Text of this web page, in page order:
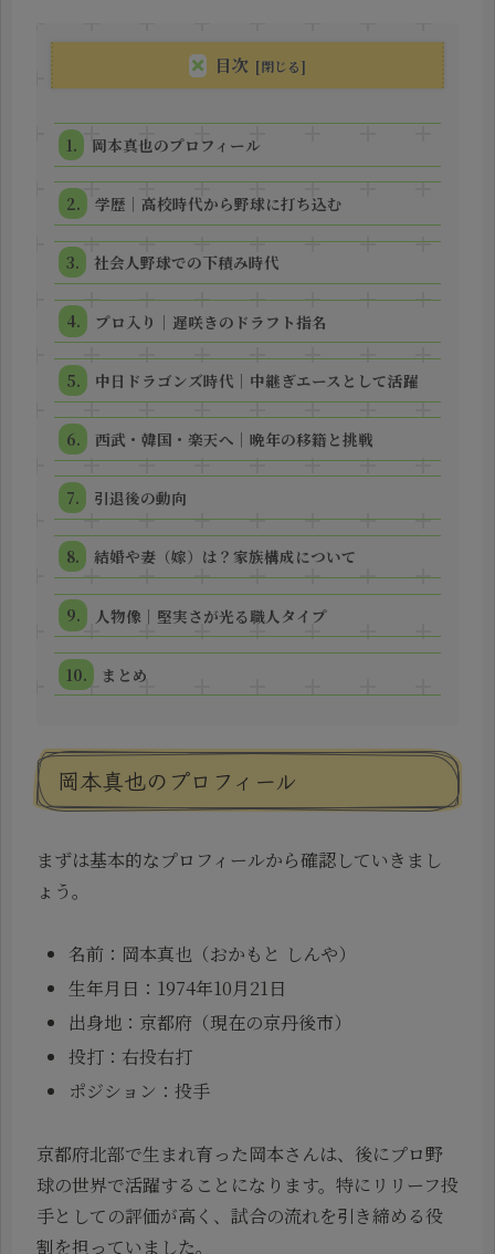
目次
岡本真也のプロフィール
学歴｜高校時代から野球に打ち込む
社会人野球での下積み時代
プロ入り｜遅咲きのドラフト指名
中日ドラゴンズ時代｜中継ぎエースとして活躍
西武・韓国・楽天へ｜晩年の移籍と挑戦
引退後の動向
結婚や妻（嫁）は？家族構成について
人物像｜堅実さが光る職人タイプ
まとめ
岡本真也のプロフィール
まずは基本的なプロフィールから確認していきまし
ょう。
名前：岡本真也（おかもと しんや）
生年月日：1974年10月21日
出身地：京都府（現在の京丹後市）
投打：右投右打
ポジション：投手
京都府北部で生まれ育った岡本さんは、後にプロ野
球の世界で活躍することになります。特にリリーフ投
手としての評価が高く、試合の流れを引き締める役
割を担っていました。